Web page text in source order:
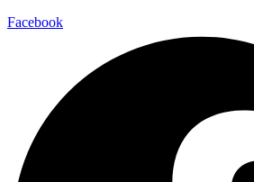
Facebook